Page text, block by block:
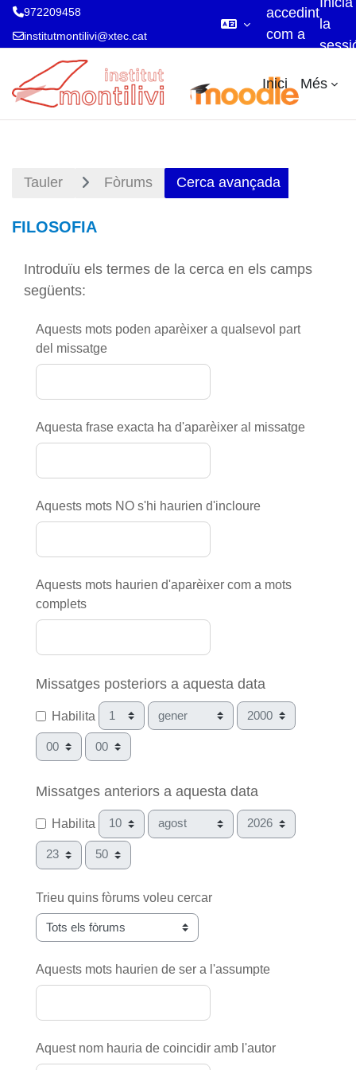
Ves al contingut principal
972209458
institutmontilivi@xtec.cat
accedint
com a
la
Inici Més
Tauler Fòrums Cerca avançada
FILOSOFIA
Introduïu els termes de la cerca en els camps
següents:
Aquests mots poden aparèixer a qualsevol part
del missatge
Aquesta frase exacta ha d'aparèixer al missatge
Aquests mots NO s'hi haurien d'incloure
Aquests mots haurien d'aparèixer com a mots
complets
Missatges posteriors a aquesta data
Habilita Dia Mes Any
Hora Minut
Missatges anteriors a aquesta data
Habilita Dia Mes Any
Hora Minut
Trieu quins fòrums voleu cercar
Aquests mots haurien de ser a l'assumpte
Aquest nom hauria de coincidir amb l'autor